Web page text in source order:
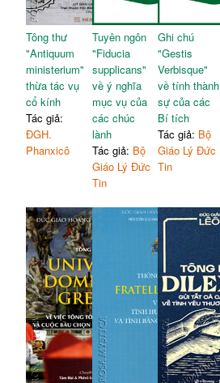
Tông thư
"Antiquum
ministerium"
thừa tác vụ
cổ kính
Tác giả:
ĐGH.
Phanxicô
Tuyên ngôn
"Fiducia
supplicans"
về ý nghĩa
mục vụ của
các chúc
lành
Tác giả: Bộ
Giáo Lý Đức
Tin
Ghi chú
"Gestis
Verbisque"
về tính thành
sự của các
Bí tích
Tác giả: Bộ
Giáo Lý Đức
Tin